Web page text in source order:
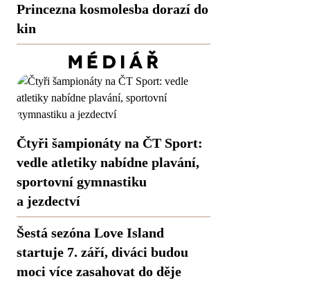
Princezna kosmolesba dorazí do
kin
Čtyři šampionáty na ČT Sport:
vedle atletiky nabídne plavání,
sportovní gymnastiku
a jezdectví
Šestá sezóna Love Island
startuje 7. září, diváci budou
moci více zasahovat do děje